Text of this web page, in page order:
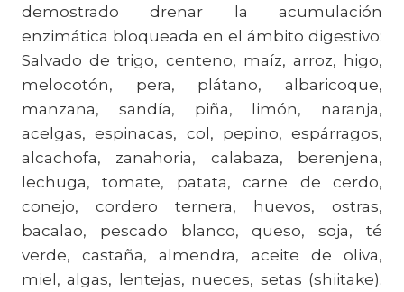
demostrado drenar la acumulación
enzimática bloqueada en el ámbito digestivo:
Salvado de trigo, centeno, maíz, arroz, higo,
melocotón, pera, plátano, albaricoque,
manzana, sandía, piña, limón, naranja,
acelgas, espinacas, col, pepino, espárragos,
alcachofa, zanahoria, calabaza, berenjena,
lechuga, tomate, patata, carne de cerdo,
conejo, cordero ternera, huevos, ostras,
bacalao, pescado blanco, queso, soja, té
verde, castaña, almendra, aceite de oliva,
miel, algas, lentejas, nueces, setas (shiitake).